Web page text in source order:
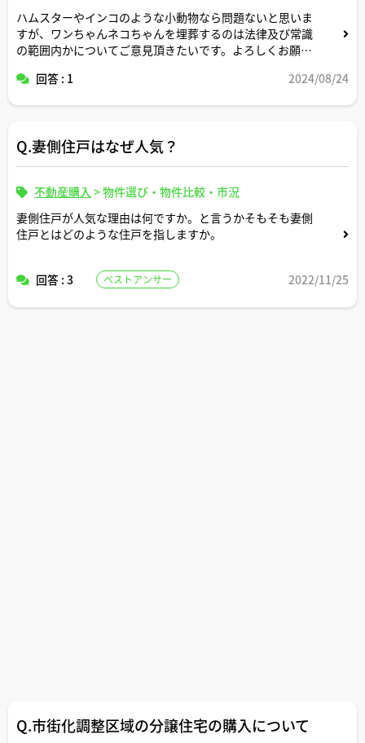
ハムスターやインコのような小動物なら問題ないと思いま
すが、ワンちゃんネコちゃんを埋葬するのは法律及び常識
の範囲内かについてご意見頂きたいです。よろしくお願い
回答 : 1 2024/08/24
Q.妻側住戸はなぜ人気？
不動産購入 >物件選び・物件比較・市況
妻側住戸が人気な理由は何ですか。と言うかそもそも妻側
住戸とはどのような住戸を指しますか。
回答 : 3 ベストアンサー 2022/11/25
Q.市街化調整区域の分譲住宅の購入について